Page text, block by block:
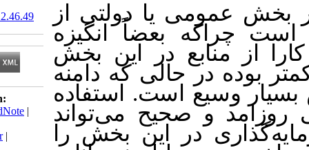
یا دولتی از
بعضاً انگیزه
در این بخش
حالی که دامنه
است. استفاده
و صحیح می‌تواند
در این بخش را
10.61186/qjfep.12.46.49
Download citation:
BibTeX
RIS | EndNote
ProCite|
Reference Manager |